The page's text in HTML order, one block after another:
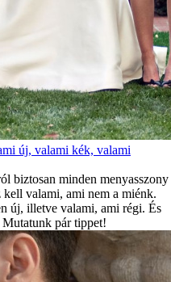
új, valami kék, valami
biztosan minden menyasszony
kell valami, ami nem a miénk.
új, illetve valami, ami régi. És
pár tippet!